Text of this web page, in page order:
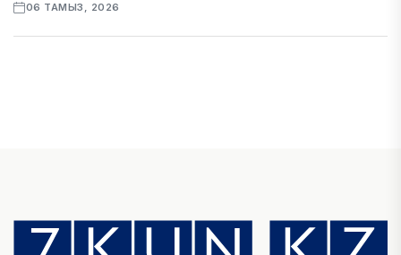
06 ТАМЫЗ, 2026
Алматы қалалық МКД мүлікті сатудан
алынатын салық туралы сұрақтарға жауап